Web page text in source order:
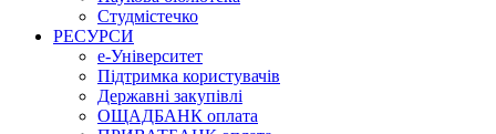
Студмістечко
РЕСУРСИ
е-Університет
Підтримка користувачів
Державні закупівлі
ОЩАДБАНК оплата